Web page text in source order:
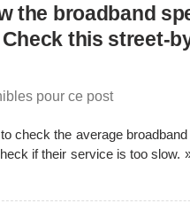
the broadband
this street-
pour ce post
check the average
if their service is too slow.